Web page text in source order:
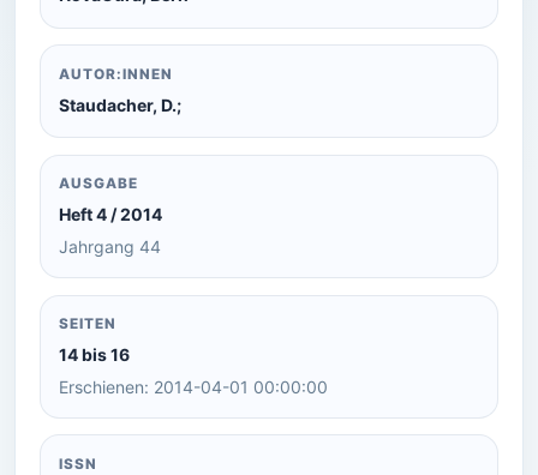
AUTOR:INNEN
Staudacher, D.;
AUSGABE
Heft 4 / 2014
Jahrgang 44
SEITEN
14 bis 16
Erschienen: 2014-04-01 00:00:00
ISSN